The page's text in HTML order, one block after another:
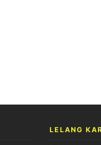
LELANG